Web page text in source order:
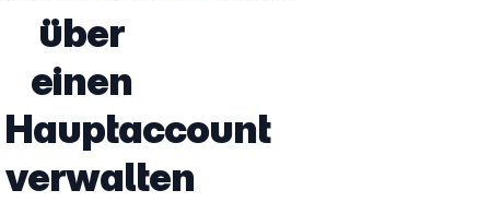
über
einen
Hauptaccount
verwalten